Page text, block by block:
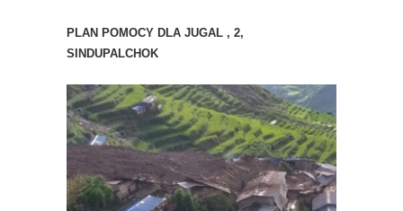
PLAN POMOCY DLA JUGAL , 2,
SINDUPALCHOK